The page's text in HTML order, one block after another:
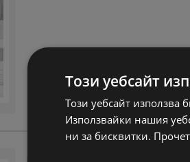
Този уебсайт
Този уебсайт използва
Използвайки нашия
ни за бисквитки.